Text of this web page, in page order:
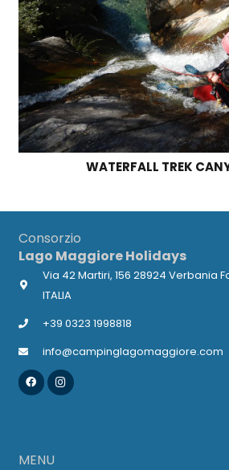
WATERFALL TREK
Consorzio
Lago Maggiore Holidays
Via 42 Martiri, 156 28924 Verbania
ITALIA
+39 0323 1998818
info@campinglagomaggiore.com
MENU